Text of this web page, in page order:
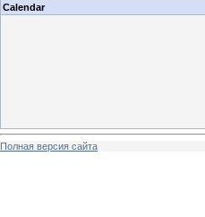
Calendar
Полная версия сайта